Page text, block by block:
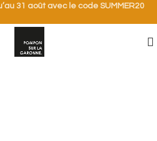
31 août avec le code SUMMER20